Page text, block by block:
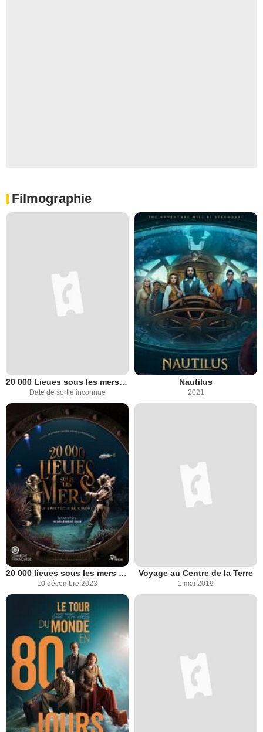
Filmographie
20 000 Lieues sous les mers : Capitaine Nemo
Date de sortie inconnue
Nautilus
2021
20 000 lieues sous les mers (Comédie-Française)
10 décembre 2023
Voyage au Centre de la Terre
1 mai 2019